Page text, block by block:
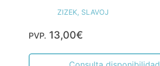
ZIZEK, SLAVOJ
PVP. 13,00€